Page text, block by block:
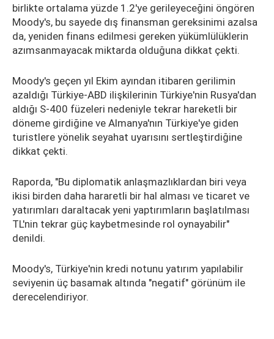
birlikte ortalama yüzde 1.2'ye gerileyeceğini öngören
Moody's, bu sayede dış finansman gereksinimi azalsa
da, yeniden finans edilmesi gereken yükümlülüklerin
azımsanmayacak miktarda olduğuna dikkat çekti.
Moody's geçen yıl Ekim ayından itibaren gerilimin
azaldığı Türkiye-ABD ilişkilerinin Türkiye'nin Rusya'dan
aldığı S-400 füzeleri nedeniyle tekrar hareketli bir
döneme girdiğine ve Almanya'nın Türkiye'ye giden
turistlere yönelik seyahat uyarısını sertleştirdiğine
dikkat çekti.
Raporda, "Bu diplomatik anlaşmazlıklardan biri veya
ikisi birden daha hararetli bir hal alması ve ticaret ve
yatırımları daraltacak yeni yaptırımların başlatılması
TL'nin tekrar güç kaybetmesinde rol oynayabilir"
denildi.
Moody's, Türkiye'nin kredi notunu yatırım yapılabilir
seviyenin üç basamak altında "negatif" görünüm ile
derecelendiriyor.